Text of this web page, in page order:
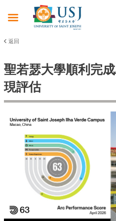
返回
聖若瑟大學順利完
現評估